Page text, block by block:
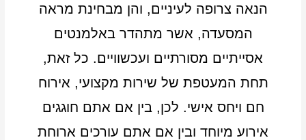
הנאה צרופה לעיניים, והן מבחינת מראה
המסעדה, אשר מתהדר באלמנטים
אסייתיים מסורתיים ועכשוויים. כל זאת,
תחת המעטפת של שירות מקצועי, אירוח
חם ויחס אישי. לכן, בין אם אתם חוגגים
אירוע מיוחד ובין אם אתם עורכים ארוחת